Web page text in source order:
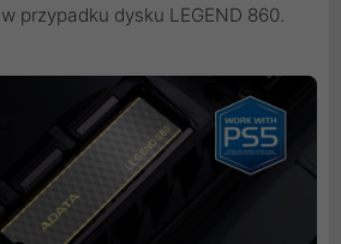
przypadku dysku LEGEND 860.